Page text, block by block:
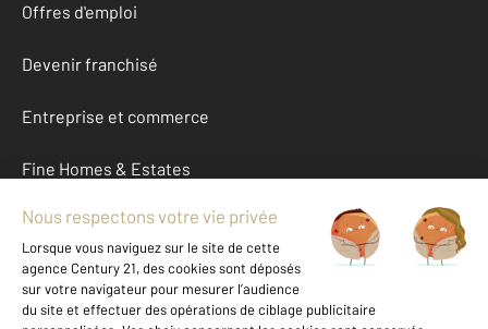
Offres d'emploi
Devenir franchisé
Entreprise et commerce
Fine Homes & Estates
À propos
International